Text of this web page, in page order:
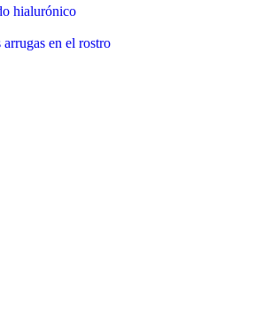
hialurónico
en el rostro